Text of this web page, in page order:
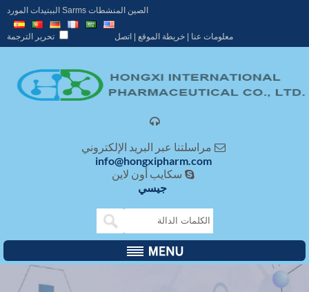
الصين المنشطات Sarms الببتيدات المورد
معلومات عنا |خريطة الموقع|اتصل تحرير الترجمة

مراسلتنا عبر البريد الإلكتروني
info@hongxipharm.com
سكايب أون لاين
جيسي